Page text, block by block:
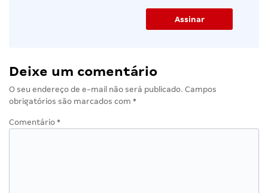
Deixe um comentário
O seu endereço de e-mail não será publicado. Campos
obrigatórios são marcados com *
Comentário *